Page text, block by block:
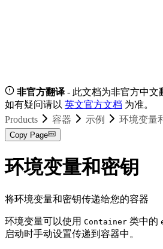
非官方翻译 - 此文档为非官方中文
如有疑问请以 英文官方文档 为准。
Products
容器 示例 环境变量
Copy Page
环境变量和密钥
将环境变量和密钥传递给您的容器
环境变量可以使用 Container 类中的
启动时手动设置传递到容器中。